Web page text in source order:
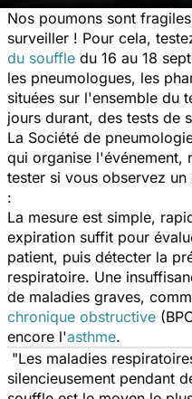
Nos poumons sont
surveiller ! Pour cela,
du souffle du 16 au 18
les pneumologues, les
situées sur l'ensemble du
jours durant, des tests de
La Société de
qui organise l'événement,
tester si vous observez
:
La mesure est simple,
expiration suffit pour
patient, puis détecter la
respiratoire. Une
de maladies graves,
chronique obstructive
encore l'asthme.
"Les maladies
silencieusement pendant